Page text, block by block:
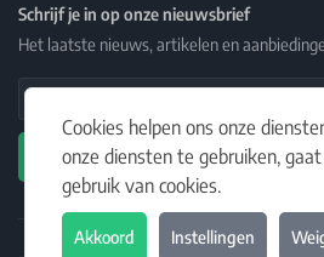
Cookies helpen ons onze
onze diensten te gebruiken,
gebruik van cookies.
Akkoord Instellingen
Schrijf je in op onze nieuwsbrief
Het laatste nieuws, artikelen en
Email Address
Abonneren